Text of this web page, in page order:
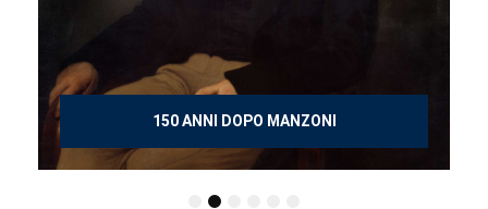
150 ANNI DOPO MANZONI